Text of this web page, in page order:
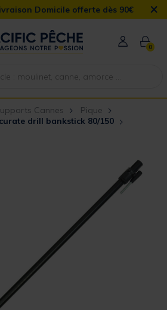
offerte dès 90€ ×
0
Cannes
Pique
drill bankstick 80/150